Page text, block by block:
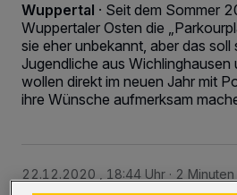
Wuppertal · Seit dem Sommer
Wuppertaler Osten die
sie eher unbekannt, aber das soll
Jugendliche aus Wichlinghausen
wollen direkt im neuen Jahr mit
ihre Wünsche aufmerksam
22.12.2020 , 18:44 Uhr 2